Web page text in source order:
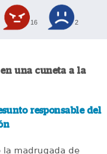
16 2
una cuneta a la
responsable del
madrugada de